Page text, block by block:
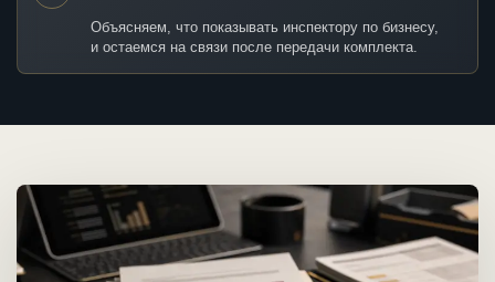
Объясняем, что показывать инспектору по бизнесу,
и остаемся на связи после передачи комплекта.